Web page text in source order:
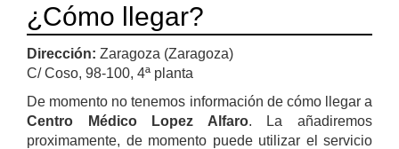
¿Cómo llegar?
Dirección: Zaragoza (Zaragoza)
C/ Coso, 98-100, 4ª planta
De momento no tenemos información de cómo llegar a
Centro Médico Lopez Alfaro. La añadiremos
proximamente, de momento puede utilizar el servicio